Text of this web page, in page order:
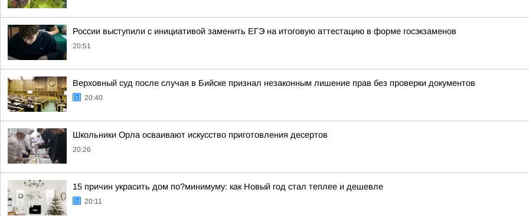
России выступили с инициативой заменить ЕГЭ на итоговую аттестацию в форме госэкзаменов
20:51
Верховный суд после случая в Бийске признал незаконным лишение прав без проверки документов
20:40
Школьники Орла осваивают искусство приготовления десертов
20:26
15 причин украсить дом по?минимуму: как Новый год стал теплее и дешевле
20:11